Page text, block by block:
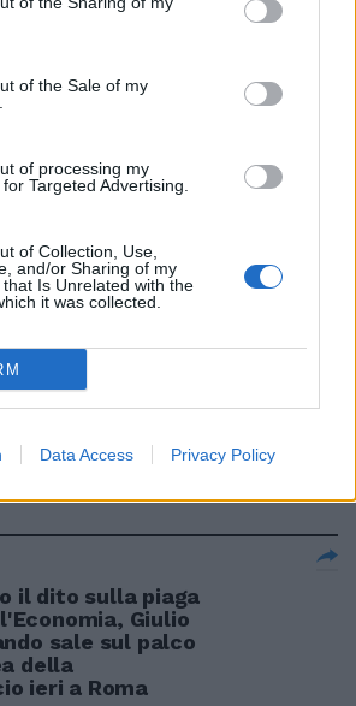
of the Sale of my
of processing my
Targeted Advertising.
of Collection, Use,
and/or Sharing of my
Is Unrelated with the
it was collected.
Data Access Privacy Policy
agli utili
non toccare le
donne»
il dito sulla piaga
Giulio
sale sul palco
della
ieri a Roma